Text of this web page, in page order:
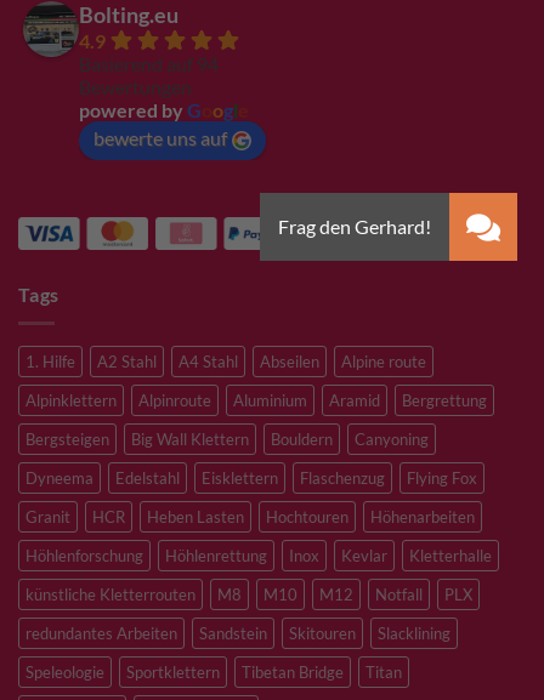
Bolting.eu
4.9
Basierend auf 94
Bewertungen
powered by G ogl
bewerte uns auf
Tags
1. Hilfe A2 Stahl A4 Stahl Abseilen
Alpine route
Alpinklettern
Alpinroute Aluminium Aramid
Bergrettung
Bergsteigen
Big Wall Klettern Bouldern
Canyoning
Dyneema
Edelstahl Eisklettern Flaschenzug
Flying Fox
Granit
HCR Heben Lasten Hochtouren
Höhenarbeiten
Höhlenforschung
Höhlenrettung Inox Kevlar
Kletterhalle
künstliche Kletterrouten
M8 M10 M12 Notfall
PLX
redundantes Arbeiten
Sandstein Skitouren
Slacklining
Speleologie
Sportklettern Tibetan Bridge
Titan